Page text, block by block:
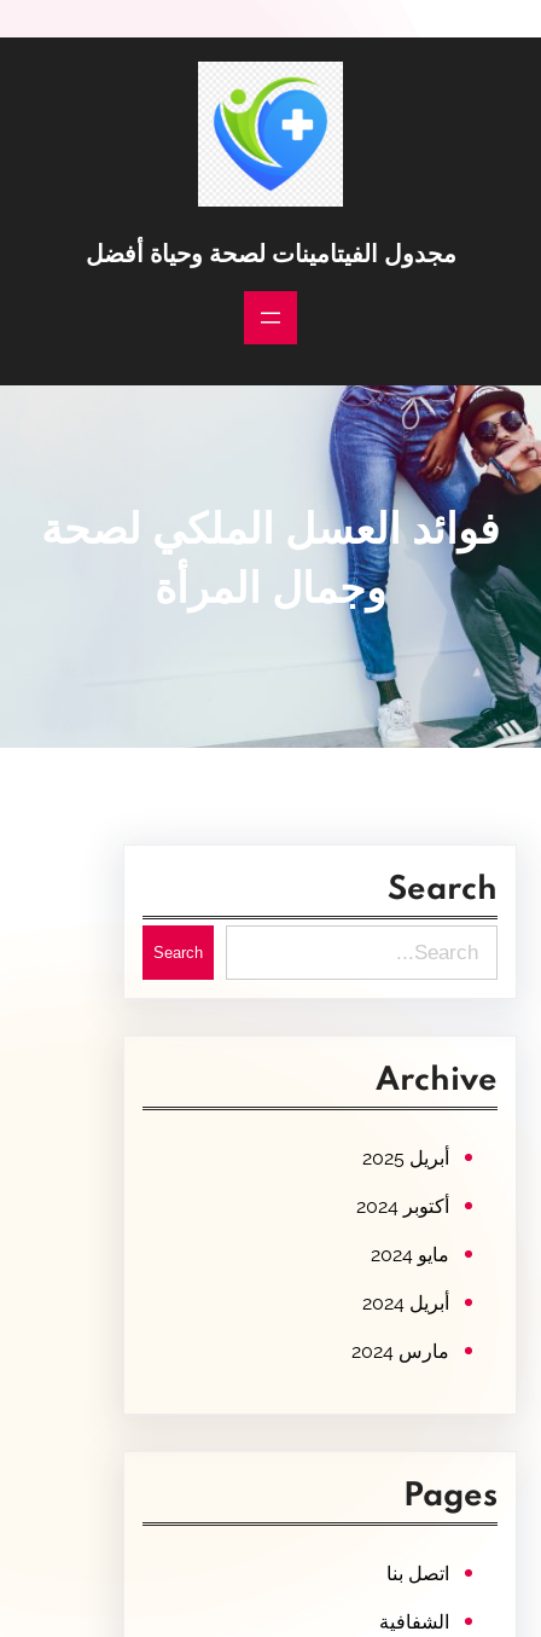
مجدول الفيتامينات لصحة وحياة أفضل
فوائد العسل الملكي لصحة
وجمال المرأة
Search
e
c
Search
Archive
أبريل 2025
أكتوبر 2024
مايو 2024
أبريل 2024
مارس 2024
Pages
اتصل بنا
الشفافية